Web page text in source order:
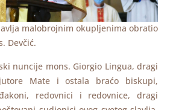
malobrojnim okupljenima obratio
Devčić.
nuncije mons. Giorgio Lingua, dragi
Mate i ostala braćo biskupi,
redovnici i redovnice, dragi